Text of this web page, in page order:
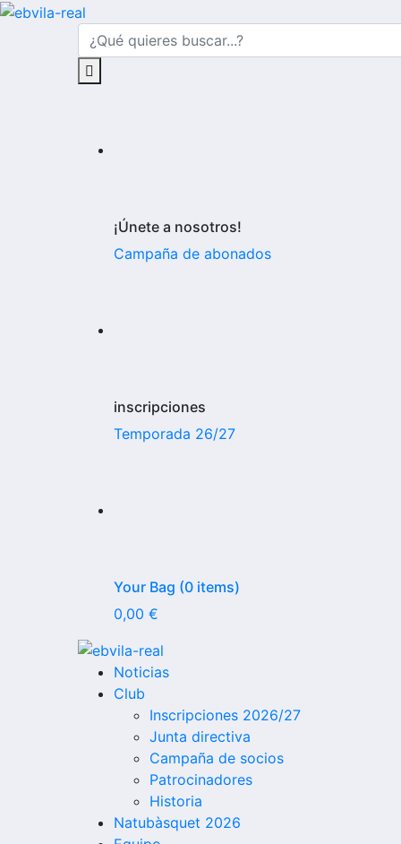
¡Únete a nosotros!
Campaña de abonados
inscripciones
Temporada 26/27
Your Bag (0 items)
0,00 €
Noticias
Club
Inscripciones 2026/27
Junta directiva
Campaña de socios
Patrocinadores
Historia
Natubàsquet 2026